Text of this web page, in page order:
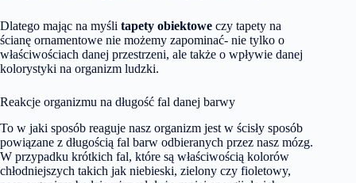
Dlatego mając na myśli tapety obiektowe czy tapety na
ścianę ornamentowe nie możemy zapominać- nie tylko o
właściwościach danej przestrzeni, ale także o wpływie danej
kolorystyki na organizm ludzki.
Reakcje organizmu na długość fal danej barwy
To w jaki sposób reaguje nasz organizm jest w ścisły sposób
powiązane z długością fal barw odbieranych przez nasz mózg.
W przypadku krótkich fal, które są właściwością kolorów
chłodniejszych takich jak niebieski, zielony czy fioletowy,